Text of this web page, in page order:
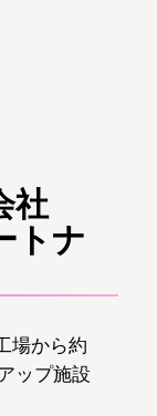
社
トナ
場から約
ップ施設